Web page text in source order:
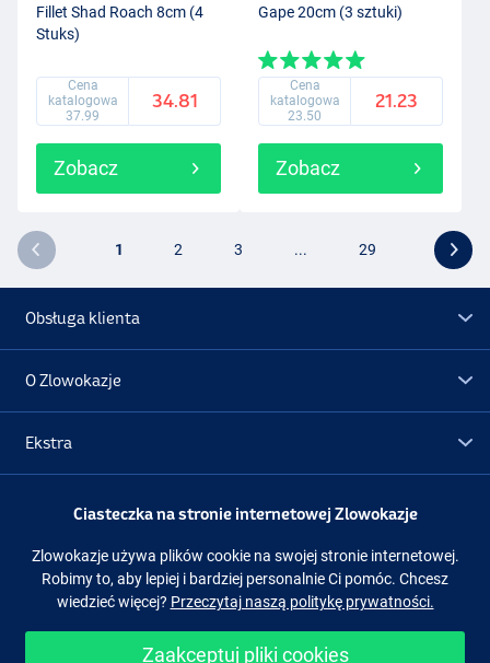
Fillet Shad Roach 8cm (4
Stuks)
Cena
katalogowa
37.99
34.81
Zobacz
Gape 20cm (3 sztuki)
Cena
katalogowa
23.50
21.23
Zobacz
1 2 3 ... 29
Obsługa klienta
O Zlowokazje
Ekstra
Promocje
Obserwuj nas Facebook Instagram
Ciasteczka na stronie internetowej Zlowokazje
Zlowokazje używa plików cookie na swojej stronie internetowej.
Robimy to, aby lepiej i bardziej personalnie Ci pomóc. Chcesz
wiedzieć więcej? Przeczytaj naszą politykę prywatności.
Zaakceptuj pliki cookies